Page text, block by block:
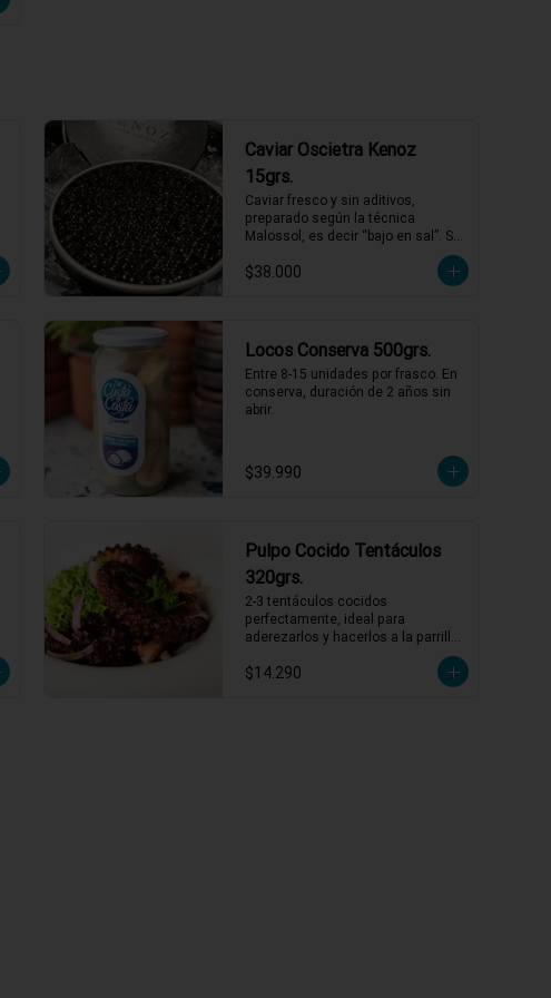
Caviar Oscietra Kenoz
15grs.
Caviar fresco y sin aditivos,
preparado según la técnica
Malossol, es decir “bajo en sal”. Se
caracteriza por tener una variedad
de sabores que combinan frutos
y 3,1 mm, colores que varían entre
el gris oscuro y el verde oliva.
$38.000
Locos Conserva 500grs.
Entre 8-15 unidades por frasco. En
conserva, duración de 2 años sin
abrir.
$39.990
Pulpo Cocido Tentáculos
320grs.
2-3 tentáculos cocidos
perfectamente, ideal para
aderezarlos y hacerlos a la parrilla
también puedes comerlos así con
$14.290